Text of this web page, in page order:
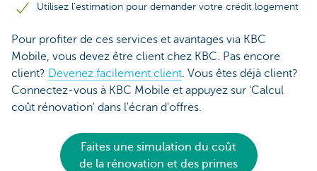
Utilisez l’estimation pour demander votre crédit logement
Pour profiter de ces services et avantages via KBC
Mobile, vous devez être client chez KBC. Pas encore
client? Devenez facilement client. Vous êtes déjà client?
Connectez-vous à KBC Mobile et appuyez sur 'Calcul
coût rénovation' dans l'écran d'offres.
Faites une simulation du coût
de la rénovation et des primes